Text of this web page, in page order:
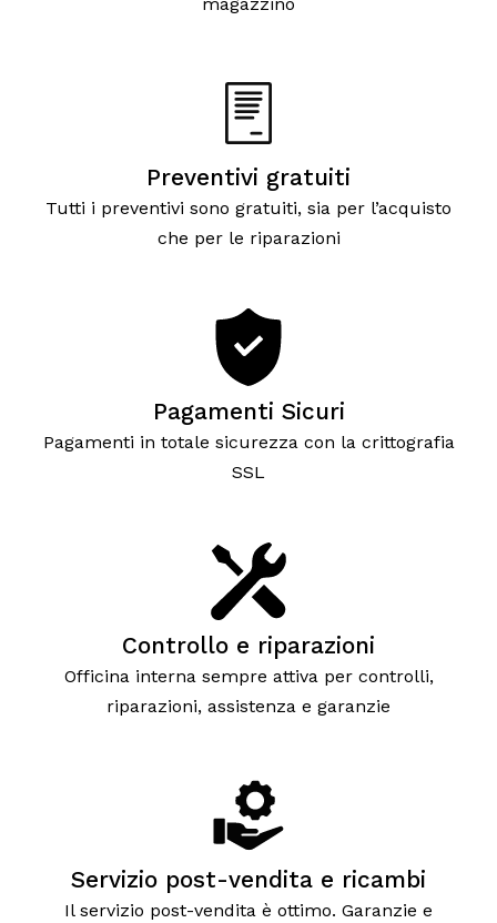
Preventivi gratuiti
Tutti i preventivi sono gratuiti, sia per l’acquisto
che per le riparazioni
Pagamenti Sicuri
Pagamenti in totale sicurezza con la crittografia
SSL
Controllo e riparazioni
Officina interna sempre attiva per controlli,
riparazioni, assistenza e garanzie
Servizio post-vendita e ricambi
Il servizio post-vendita è ottimo. Garanzie e